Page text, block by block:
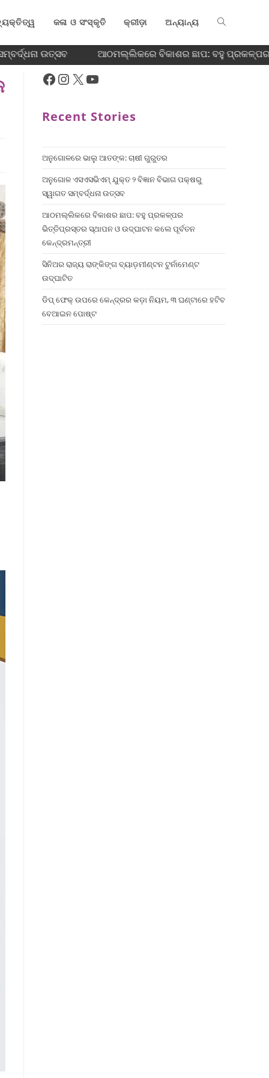
କଳା ଓ ସଂସ୍କୃତି କ୍ରୀଡ଼ା ଅନ୍ୟାନ୍ୟ
ଉତ୍ସବ ଆଠମଲ୍ଲିକରେ ବିକାଶର ଛାପ: ବହୁ ପ୍ରକଳ୍ପର
Recent Stories
ଅନୁଗୋଳରେ ଭାଲୁ ଆତଙ୍କ: ଚାଷୀ ଗୁରୁତର
ଅନୁଗୋଳ ଏସଏସଭିଏମ୍ ଯୁକ୍ତ ୨ ବିଜ୍ଞାନ ବିଭାଗ ପକ୍ଷରୁ
ସ୍ୱାଗତ ସମ୍ବର୍ଦ୍ଧନା ଉତ୍ସବ
ଆଠମଲ୍ଲିକରେ ବିକାଶର ଛାପ: ବହୁ ପ୍ରକଳ୍ପର
ଭିତ୍ତିପ୍ରସ୍ତର ସ୍ଥାପନ ଓ ଉଦ୍‌ଘାଟନ କଲେ ପୂର୍ବତନ
କେନ୍ଦ୍ରମନ୍ତ୍ରୀ
ସିନିଅର ରାଜ୍ୟ ରାଙ୍କିଙ୍ଗ ବ୍ୟାଡ଼ମୀଣ୍ଟନ ଟୁର୍ନାମେଣ୍ଟ
ଉଦ୍ଘାଟିତ
ଡିପ୍ ଫେକ୍ ଉପରେ କେନ୍ଦ୍ରର କଡ଼ା ନିୟମ, ୩ ଘଣ୍ଟାରେ ହଟିବ
ବେଆଇନ ପୋଷ୍ଟ